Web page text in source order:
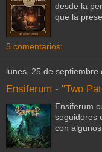
desde la
que la
5 comentarios:
lunes, 25 de septiembre
Ensiferum - "Two
Ensiferum
seguidores
con